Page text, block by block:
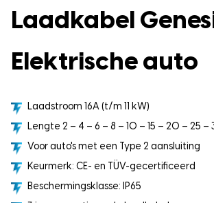
Laadkabel
Elektrische auto
Laadstroom 16A (t/m 11 kW)
Lengte 2 – 4 – 6 – 8 – 10 – 15 – 20 – 25
Voor auto's met een Type 2 aansluiting
Keurmerk: CE- en TÜV-gecertificeerd
Beschermingsklasse: IP65